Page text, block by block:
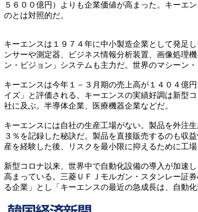
５６００億円）よりも企業価値が高まった。キーエ
のとは対照的だ。
キーエンスは１９７４年に中小製造企業として発足
ンサーや測定器、ビジネス情報分析装置、画像処理
ン・ビジョン」システムも主力だ。世界のマシーン
キーエンスは今年１－３月期の売上高が１４０４億
イズ」と評価される。キーエンスの実績好調は新型
社に及ぶ。半導体企業、医療機器企業などだ。
キーエンスには自社の生産工場がない。製品を外注
３％を記録した秘訣だ。製品を直接販売するのも収
産を経験した後、リスクを最小限に抑えるために工
新型コロナ以来、世界中で自動化設備の導入が加速
高まっている。三菱ＵＦＪモルガン・スタンレー証
る企業」とし「キーエンスの最近の急成長は、自動